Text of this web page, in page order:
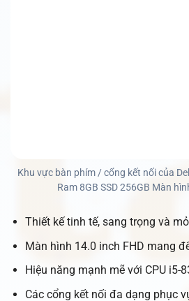
Khu vực bàn phím / cổng kết nối của
Ram 8GB SSD 256GB Màn
Thiết kế tinh tế, sang trọng và
Màn hình 14.0 inch FHD mang
Hiệu năng mạnh mẽ với CPU i5-
Các cổng kết nối đa dạng phục